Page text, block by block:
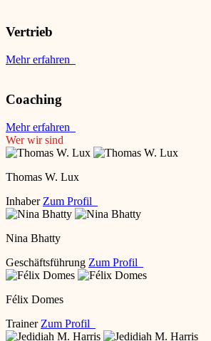
Vertrieb
Mehr erfahren
Coaching
Mehr erfahren
Wer wir sind
Thomas W. Lux
Inhaber Zum Profil
Nina Bhatty
Geschäftsführung Zum Profil
Félix Domes
Trainer Zum Profil